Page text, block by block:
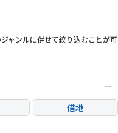
ャンルに併せて絞り込むことが可
借地